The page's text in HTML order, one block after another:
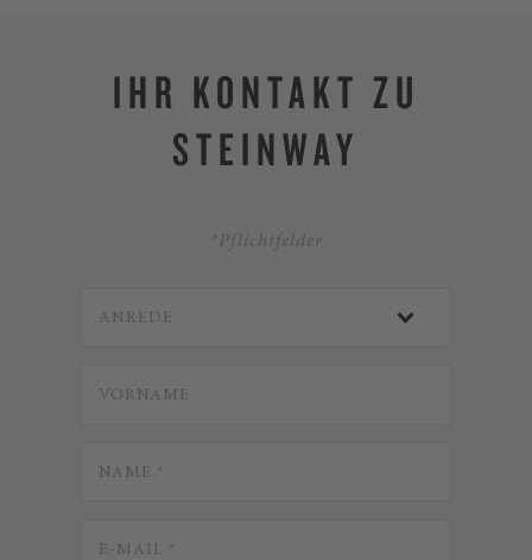
IHR KONTAKT ZU
STEINWAY
*Pflichtfelder